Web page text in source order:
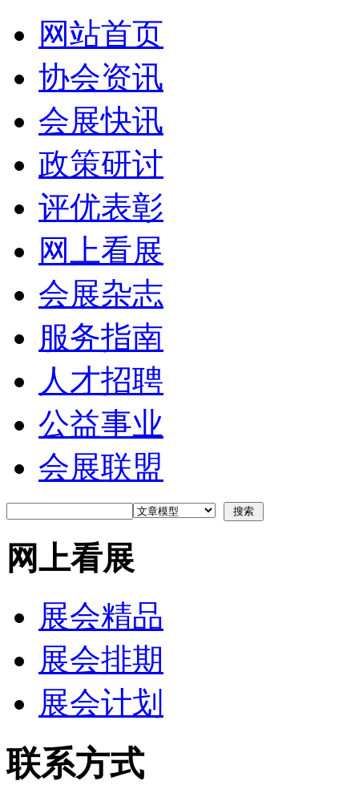
网站首页
协会资讯
会展快讯
政策研讨
评优表彰
网上看展
会展杂志
服务指南
人才招聘
公益事业
会展联盟
网上看展
展会精品
展会排期
展会计划
联系方式